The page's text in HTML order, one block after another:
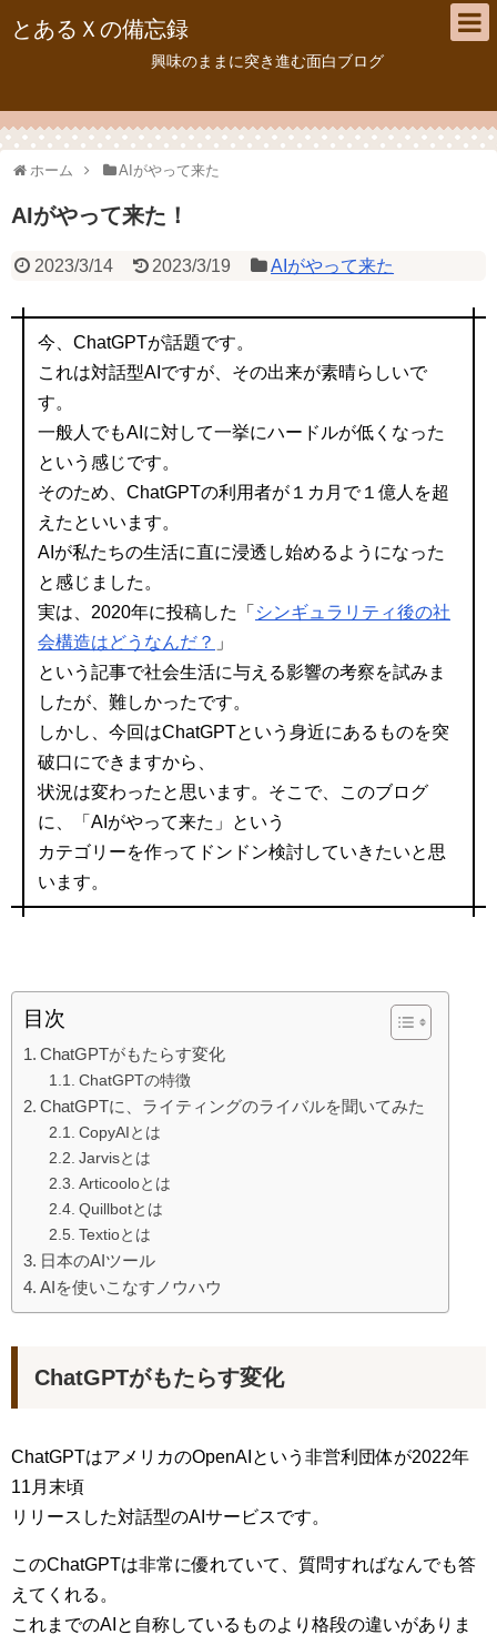
とあるＸの備忘録
興味のままに突き進む面白ブログ
ホーム AIがやって来た
AIがやって来た！
2023/3/14 2023/3/19 AIがやって来た
今、ChatGPTが話題です。
これは対話型AIですが、その出来が素晴らしいで
す。
一般人でもAIに対して一挙にハードルが低くなった
という感じです。
そのため、ChatGPTの利用者が１カ月で１億人を超
えたといいます。
AIが私たちの生活に直に浸透し始めるようになった
と感じました。
実は、2020年に投稿した「 シンギュラリティ後の社
会構造はどうなんだ？ 」
という記事で社会生活に与える影響の考察を試みま
したが、難しかったです。
しかし、今回はChatGPTという身近にあるものを突
破口にできますから、
状況は変わったと思います。そこで、このブログ
に、「AIがやって来た」という
カテゴリーを作ってドンドン検討していきたいと思
います。
目次
ChatGPTがもたらす変化
ChatGPTの特徴
ChatGPTに、ライティングのライバルを聞いてみた
CopyAIとは
Jarvisとは
Articooloとは
Quillbotとは
Textioとは
日本のAIツール
AIを使いこなすノウハウ
ChatGPTがもたらす変化
ChatGPTはアメリカのOpenAIという非営利団体が2022年
11月末頃
リリースした対話型のAIサービスです。
このChatGPTは非常に優れていて、質問すればなんでも答
えてくれる。
これまでのAIと自称しているものより格段の違いがありま